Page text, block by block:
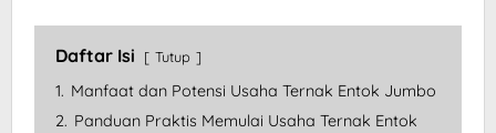
Daftar Isi Tutup
1. Manfaat dan Potensi Usaha Ternak Entok Jumbo
2. Panduan Praktis Memulai Usaha Ternak Entok